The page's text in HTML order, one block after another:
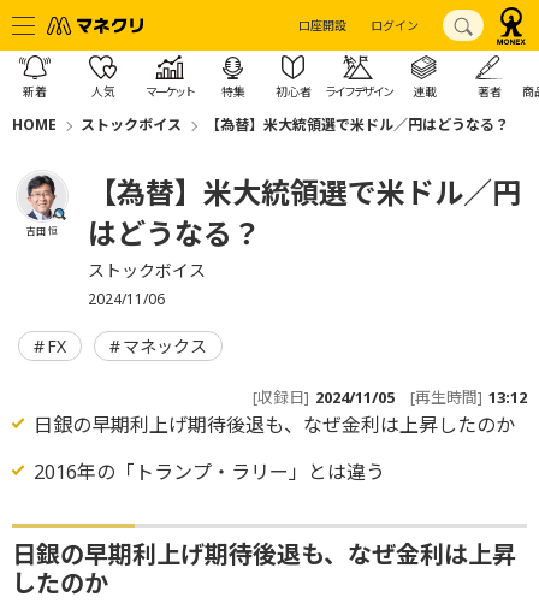
口座開設 ログイン
新着 人気 マーケット 特集 初心者 ライフデザイン 連載 著者 商
HOME ストックボイス 【為替】米大統領選で米ドル／円はどうなる？
吉田 恒
【為替】米大統領選で米ドル／円
はどうなる？
ストックボイス
2024/11/06
FX マネックス
[収録日] 2024/11/05 [再生時間] 13:12
日銀の早期利上げ期待後退も、なぜ金利は上昇したのか
2016年の「トランプ・ラリー」とは違う
日銀の早期利上げ期待後退も、なぜ金利は上昇
したのか